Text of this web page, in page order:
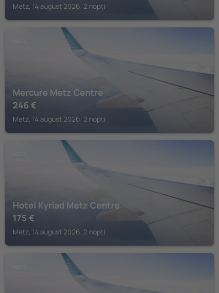
Metz, 14 august 2026, 2 nopți
Mercure Metz Centre
246 €
Metz, 14 august 2026, 2 nopți
Hotel Kyriad Metz Centre
175 €
Metz, 14 august 2026, 2 nopți